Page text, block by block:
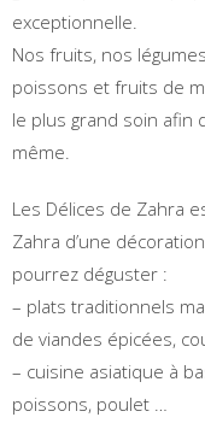
exceptionnelle.
Nos fruits, nos
poissons et fruits de
le plus grand soin afin
même.
Les Délices de Zahra
Zahra d’une
pourrez déguster :
– plats traditionnels
de viandes épicées,
– cuisine asiatique à
poissons, poulet …